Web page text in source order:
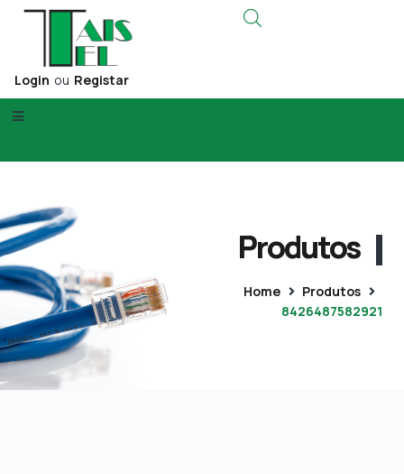
Login ou Registar
Produtos
Home
Produtos
8426487582921